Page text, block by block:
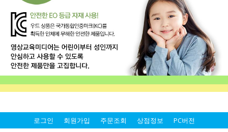
로그인 회원가입 주문조회 상점정보 PC버전